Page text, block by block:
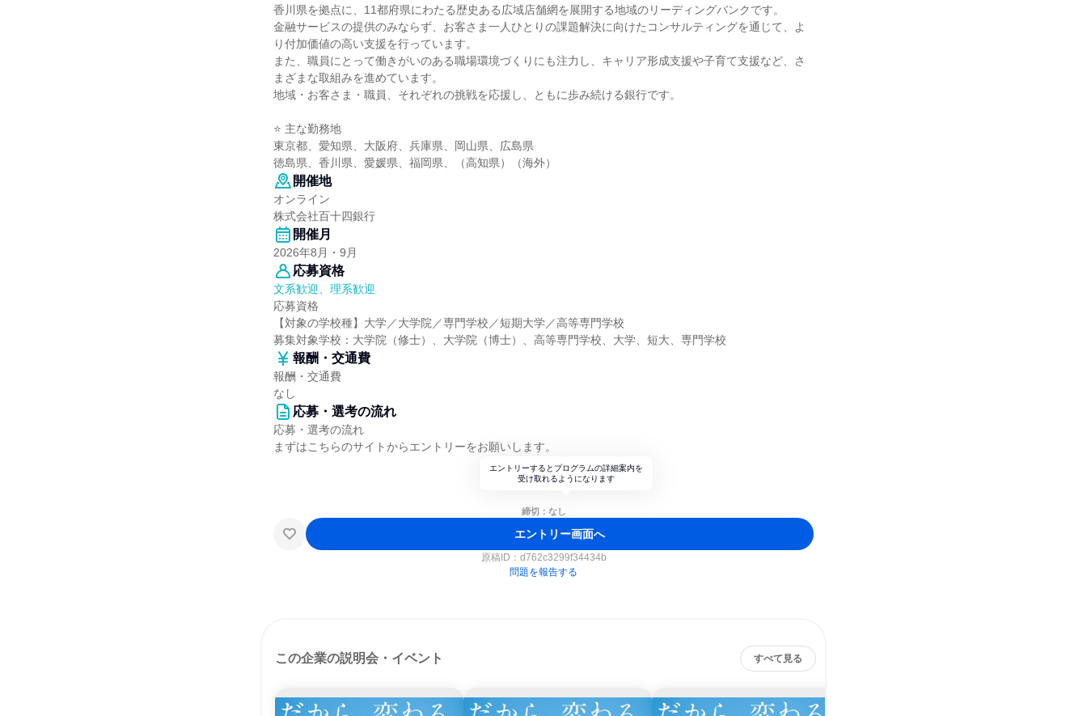
香川県を拠点に、11都府県にわたる歴史ある広域店舗網を展開する地域のリーディングバンクです。
金融サービスの提供のみならず、お客さま一人ひとりの課題解決に向けたコンサルティングを通じて、よ
り付加価値の高い支援を行っています。
また、職員にとって働きがいのある職場環境づくりにも注力し、キャリア形成支援や子育て支援など、さ
まざまな取組みを進めています。
地域・お客さま・職員、それぞれの挑戦を応援し、ともに歩み続ける銀行です。
⭐ 主な勤務地
東京都、愛知県、大阪府、兵庫県、岡山県、広島県
徳島県、香川県、愛媛県、福岡県、（高知県）（海外）
開催地
オンライン
株式会社百十四銀行
開催月
2026年8月・9月
応募資格
文系歓迎、理系歓迎
応募資格
【対象の学校種】大学／大学院／専門学校／短期大学／高等専門学校
募集対象学校：大学院（修士）、大学院（博士）、高等専門学校、大学、短大、専門学校
報酬・交通費
報酬・交通費
なし
応募・選考の流れ
応募・選考の流れ
まずはこちらのサイトからエントリーをお願いします。
エントリーするとプログラムの詳細案内を
受け取れるようになります
締切：なし
エントリー画面へ
原稿ID： d762c3299f34434b
問題を報告する
この企業の説明会・イベント すべて見る